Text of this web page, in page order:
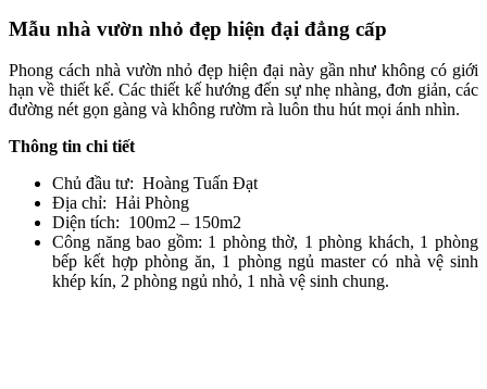
Mẫu nhà vườn nhỏ đẹp hiện đại đẳng cấp
Phong cách nhà vườn nhỏ đẹp hiện đại này gần như không có giới
hạn về thiết kế. Các thiết kế hướng đến sự nhẹ nhàng, đơn giản, các
đường nét gọn gàng và không rườm rà luôn thu hút mọi ánh nhìn.
Thông tin chi tiết
Chủ đầu tư: Hoàng Tuấn Đạt
Địa chỉ: Hải Phòng
Diện tích: 100m2 – 150m2
Công năng bao gồm: 1 phòng thờ, 1 phòng khách, 1 phòng
bếp kết hợp phòng ăn, 1 phòng ngủ master có nhà vệ sinh
khép kín, 2 phòng ngủ nhỏ, 1 nhà vệ sinh chung.